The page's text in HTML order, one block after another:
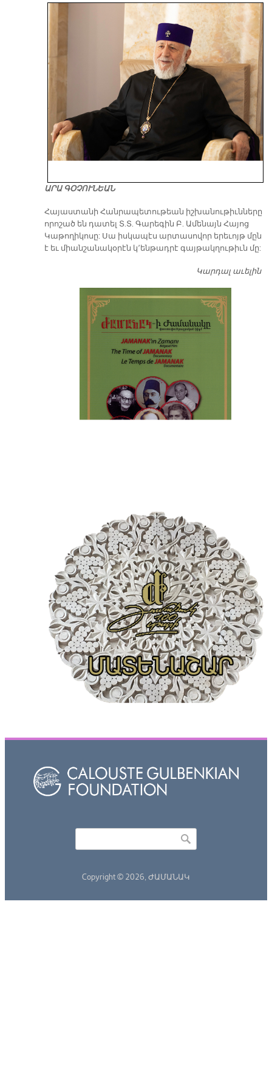
ԱՐԱ ԳՕՉՈՒՆԵԱՆ
​Հայաստանի Հանրապետութեան իշխանութիւնները
որոշած են դատել Տ.Տ. Գարեգին Բ. Ամենայն Հայոց
Կաթողիկոսը: Սա իսկապէս արտասովոր երեւոյթ մըն
է եւ միանշանակօրէն կ՚ենթադրէ գայթակղութիւն մը:
Կարդալ աւելին
Copyright © 2026, ԺԱՄԱՆԱԿ